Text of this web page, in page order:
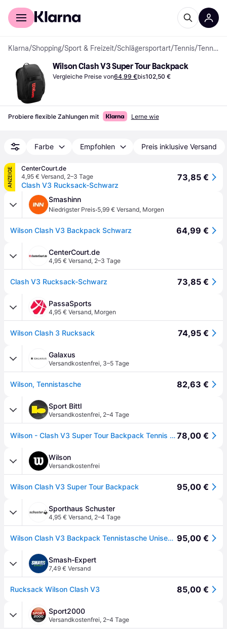
Für Shopper
Klarna/Shopping/Sport & Freizeit/Schlägersportart/Tennis/ Tennistaschen & -hüllen
Wilson Clash V3 Super Tour Backpack
Vergleiche Preise von64,99 €bis102,50 €
Probiere flexible Zahlungen mit Lerne wie
Farbe Empfohlen Preis inklusive Versand
ANZEIGE
CenterCourt.de
4,95 € Versand, 2–3 Tage
Clash V3 Rucksack-Schwarz
73,85 €
Smashinn
Niedrigster Preis·5,99 € Versand, Morgen
Wilson Clash V3 Backpack Schwarz 64,99 €
CenterCourt.de
4,95 € Versand, 2–3 Tage
Clash V3 Rucksack-Schwarz 73,85 €
PassaSports
4,95 € Versand, Morgen
Wilson Clash 3 Rucksack 74,95 €
Galaxus
Versandkostenfrei, 3–5 Tage
Wilson, Tennistasche 82,63 €
Sport Bittl
Versandkostenfrei, 2–4 Tage
Wilson - Clash V3 Super Tour Backpack Tennis Rucksack schwarz78,00 €
Wilson
Versandkostenfrei
Wilson Clash V3 Super Tour Backpack 95,00 €
Sporthaus Schuster
4,95 € Versand, 2–4 Tage
Wilson Clash V3 Backpack Tennistasche Unisex (Schwarz one size Größe) Tennis 95,00 €
Smash-Expert
7,49 € Versand
Rucksack Wilson Clash V3 85,00 €
Sport2000
Versandkostenfrei, 2–4 Tage